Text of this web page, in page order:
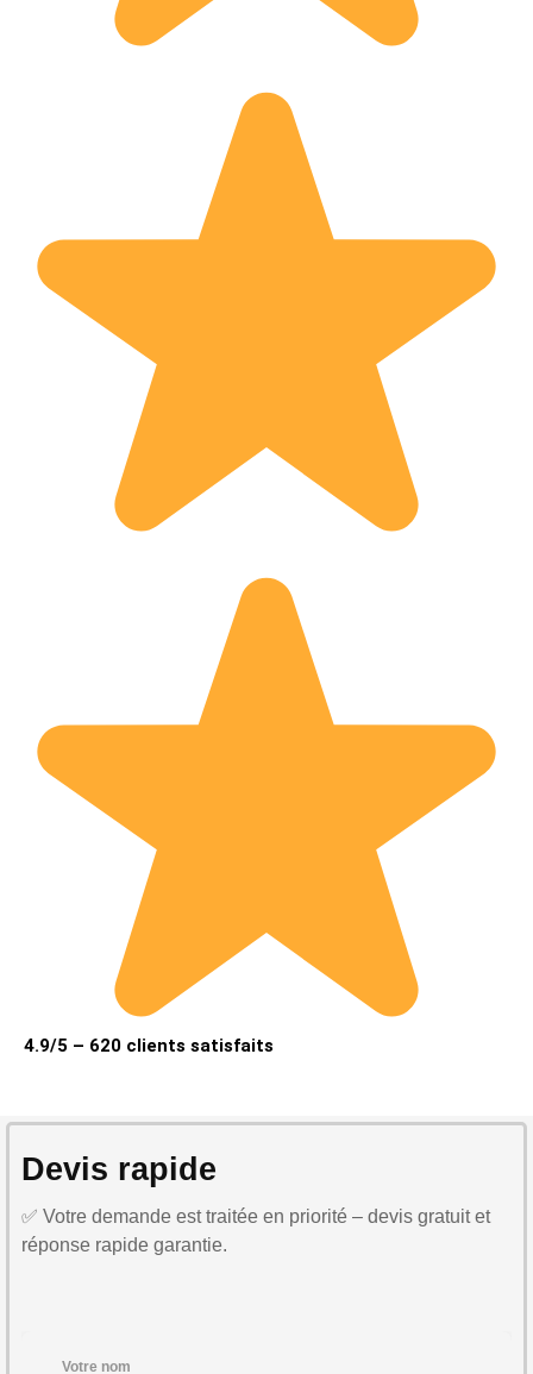
4.9/5 – 620 clients satisfaits
Devis rapide
✅ Votre demande est traitée en priorité – devis gratuit et
réponse rapide garantie.
Votre nom